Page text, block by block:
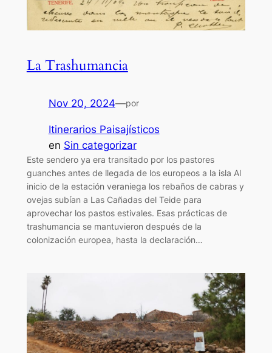
La Trashumancia
Nov 20, 2024—por
Itinerarios Paisajísticos
en Sin categorizar
Este sendero ya era transitado por los pastores
guanches antes de llegada de los europeos a la isla Al
inicio de la estación veraniega los rebaños de cabras y
ovejas subían a Las Cañadas del Teide para
aprovechar los pastos estivales. Esas prácticas de
trashumancia se mantuvieron después de la
colonización europea, hasta la declaración…